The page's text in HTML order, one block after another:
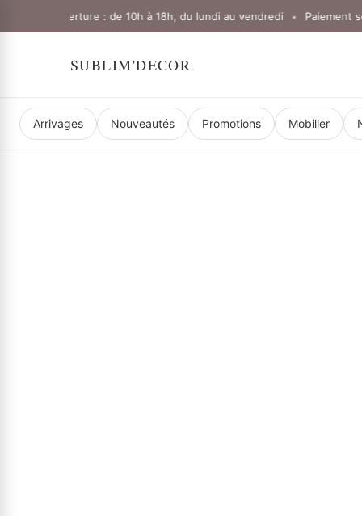
d'ouverture : de 10h à 18h, du lundi au vendredi • Paiement
SUBLIM'DECOR
Arrivages Nouveautés Promotions Mobilier